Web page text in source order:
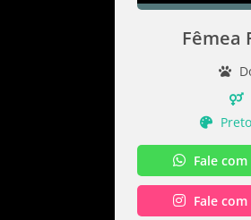
Fêmea
Fale
Fale